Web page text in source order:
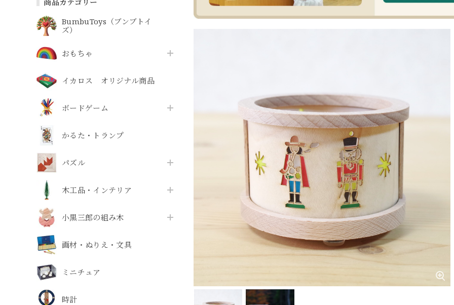
商品カテゴリー
BumbuToys（ブンブトイ
ズ）
おもちゃ
イカロス オリジナル商品
ボードゲーム
かるた・トランプ
パズル
木工品・インテリア
小黒三郎の組み木
画材・ぬりえ・文具
ミニチュア
時計